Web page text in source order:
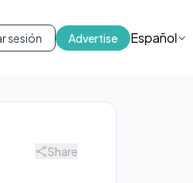
sesión Advertise Español
Share